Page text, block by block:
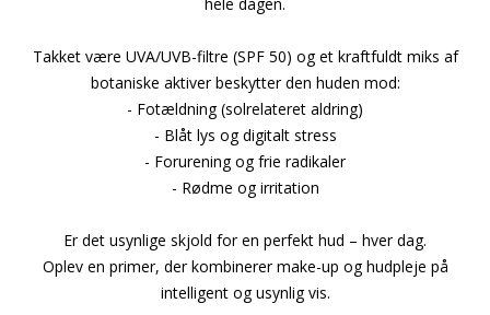
Takket være UVA/UVB-filtre (SPF 50) og et kraftfuldt miks af
botaniske aktiver beskytter den huden mod:
- Fotældning (solrelateret aldring)
- Blåt lys og digitalt stress
- Forurening og frie radikaler
- Rødme og irritation
Er det usynlige skjold for en perfekt hud – hver dag.
Oplev en primer, der kombinerer make-up og hudpleje på
intelligent og usynlig vis.